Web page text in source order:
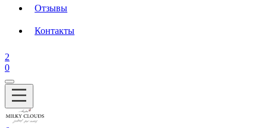
Отзывы
Контакты
2
0